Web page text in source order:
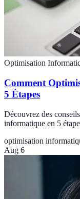
Optimisation
Comment
5 Étapes
Découvrez des
informatique en 5
optimisation
Aug 6